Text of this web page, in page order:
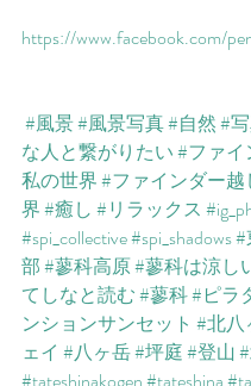
https://www.facebook.com/
#風景#風景写真#自然#
な人と繋がりたい#ファイ
私の世界#ファインダー
界#癒し #リラックス
#spi_collective#spi_shadows#
部#蓼科高原#蓼科は涼し
てしなと読む#蓼科#ピラ
ンションサンセット #北八
ェイ #八ヶ岳#坪庭#登山